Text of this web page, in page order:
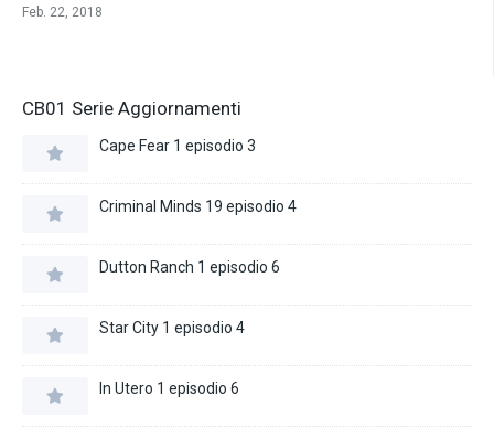
Feb. 22, 2018
CB01 Serie Aggiornamenti
Cape Fear 1 episodio 3
Criminal Minds 19 episodio 4
Dutton Ranch 1 episodio 6
Star City 1 episodio 4
In Utero 1 episodio 6